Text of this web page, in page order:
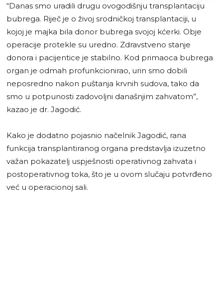
“Danas smo uradili drugu ovogodišnju transplantaciju
bubrega. Riječ je o živoj srodničkoj transplantaciji, u
kojoj je majka bila donor bubrega svojoj kćerki. Obje
operacije protekle su uredno. Zdravstveno stanje
donora i pacijentice je stabilno. Kod primaoca bubrega
organ je odmah profunkcionirao, urin smo dobili
neposredno nakon puštanja krvnih sudova, tako da
smo u potpunosti zadovoljni današnjim zahvatom”,
kazao je dr. Jagodić.
Kako je dodatno pojasnio načelnik Jagodić, rana
funkcija transplantiranog organa predstavlja izuzetno
važan pokazatelj uspješnosti operativnog zahvata i
postoperativnog toka, što je u ovom slučaju potvrđeno
već u operacionoj sali.